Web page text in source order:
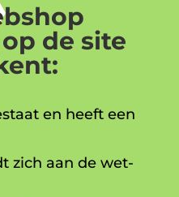
de site
en heeft een
zich aan de wet-